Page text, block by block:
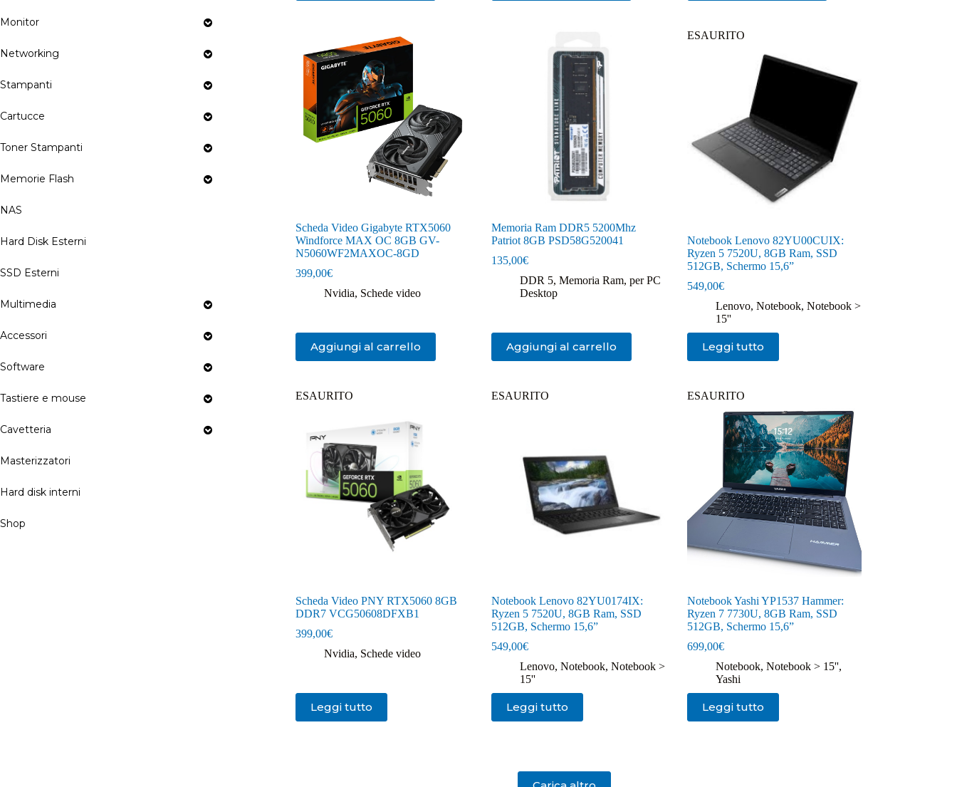
Scheda Video Gigabyte RTX5060
Windforce MAX OC 8GB GV-
N5060WF2MAXOC-8GD
399,00€
Nvidia, Schede video
Aggiungi al carrello
Memoria Ram DDR5 5200Mhz
Patriot 8GB PSD58G520041
135,00€
DDR 5, Memoria Ram, per PC
Desktop
Aggiungi al carrello
ESAURITO
Notebook Lenovo 82YU00CUIX:
Ryzen 5 7520U, 8GB Ram, SSD
512GB, Schermo 15,6”
549,00€
Lenovo, Notebook, Notebook >
15''
Leggi tutto
ESAURITO
Scheda Video PNY RTX5060 8GB
DDR7 VCG50608DFXB1
399,00€
Nvidia, Schede video
Leggi tutto
ESAURITO
Notebook Lenovo 82YU0174IX:
Ryzen 5 7520U, 8GB Ram, SSD
512GB, Schermo 15,6”
549,00€
Lenovo, Notebook, Notebook >
15''
Leggi tutto
ESAURITO
Notebook Yashi YP1537 Hammer:
Ryzen 7 7730U, 8GB Ram, SSD
512GB, Schermo 15,6”
699,00€
Notebook, Notebook > 15'',
Yashi
Leggi tutto
Monitor
Networking
Stampanti
Cartucce
Toner Stampanti
Memorie Flash
NAS
Hard Disk Esterni
SSD Esterni
Multimedia
Accessori
Software
Tastiere e mouse
Cavetteria
Masterizzatori
Hard disk interni
Shop